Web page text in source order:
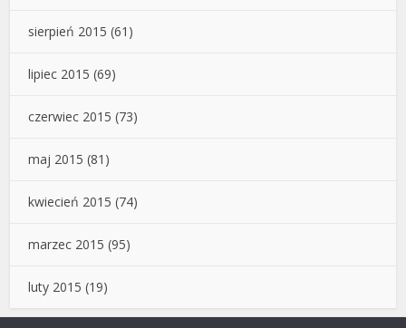
sierpień 2015 (61)
lipiec 2015 (69)
czerwiec 2015 (73)
maj 2015 (81)
kwiecień 2015 (74)
marzec 2015 (95)
luty 2015 (19)